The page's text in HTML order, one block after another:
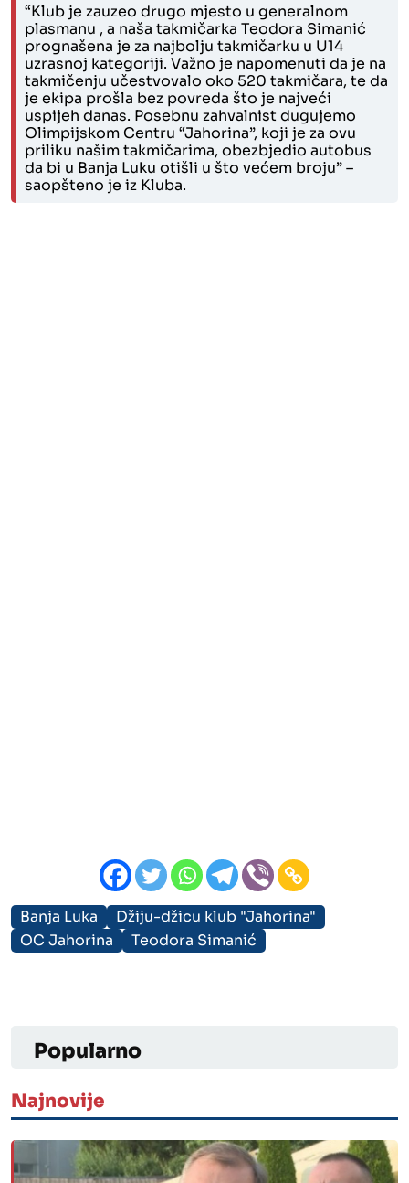
“Klub je zauzeo drugo mjesto u generalnom
plasmanu , a naša takmičarka Teodora Simanić
prognašena je za najbolju takmičarku u U14
uzrasnoj kategoriji. Važno je napomenuti da je na
takmičenju učestvovalo oko 520 takmičara, te da
je ekipa prošla bez povreda što je najveći
uspijeh danas. Posebnu zahvalnist dugujemo
Olimpijskom Centru “Jahorina”, koji je za ovu
priliku našim takmičarima, obezbjedio autobus
da bi u Banja Luku otišli u što većem broju” –
saopšteno je iz Kluba.
Banja Luka
Džiju-džicu klub "Jahorina"
OC Jahorina
Teodora Simanić
Popularno
Najnovije